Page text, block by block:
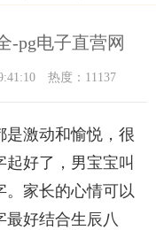
-pg电子直营网
热度：11137
是激动和愉悦，很
好了，男宝宝叫
。家长的心情可以
最好结合生辰八